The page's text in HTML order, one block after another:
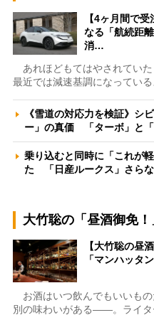
【4ヶ月間で
なる「航続距
消…
あれほどもてはやされていた
最近では減速基調になってい
《雪道の対応力を検証》シ
ー」の真価 「ターボ」と
乗り込むと同時に「これが
た 「日産ルークス」さら
大竹聡の「昼酒御免！
【大竹聡の昼
「マンハッタ
お酒はいつ飲んでもいいも
別の味わいがある――。ライタ